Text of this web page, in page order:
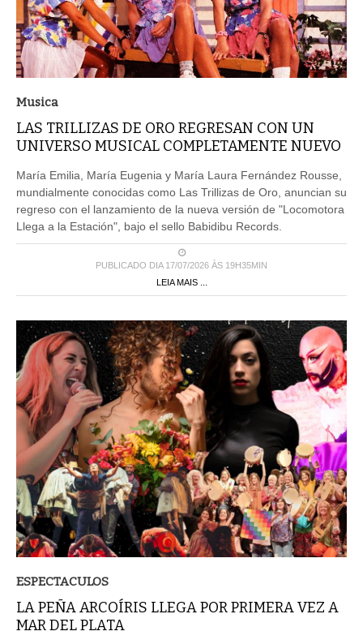
Musica
LAS TRILLIZAS DE ORO REGRESAN CON UN
UNIVERSO MUSICAL COMPLETAMENTE NUEVO
María Emilia, María Eugenia y María Laura Fernández Rousse,
mundialmente conocidas como Las Trillizas de Oro, anuncian su
regreso con el lanzamiento de la nueva versión de "Locomotora
Llega a la Estación", bajo el sello Babidibu Records.
PUBLICADO DIA 17/07/2026 ÀS 19H35MIN
LEIA MAIS ...
ESPECTACULOS
LA PEÑA ARCOÍRIS LLEGA POR PRIMERA VEZ A
MAR DEL PLATA